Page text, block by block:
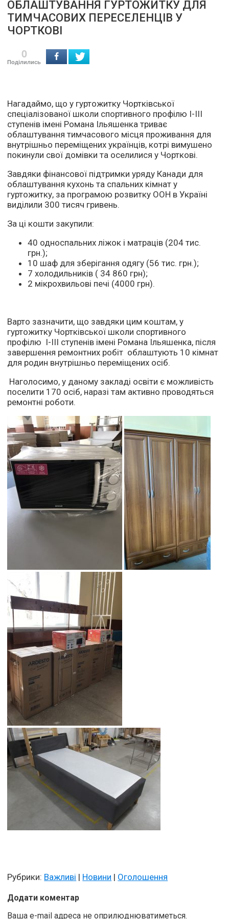
ОБЛАШТУВАННЯ ГУРТОЖИТКУ ДЛЯ
ТИМЧАСОВИХ ПЕРЕСЕЛЕНЦІВ У
ЧОРТКОВІ
0
Поділились
Нагадаймо, що у гуртожитку Чортківської
спеціалізованої школи спортивного профілю І-ІІІ
ступенів імені Романа Ільяшенка триває
облаштування тимчасового місця проживання для
внутрішньо переміщених українців, котрі вимушено
покинули свої домівки та оселилися у Чорткові.
Завдяки фінансової підтримки уряду Канади для
облаштування кухонь та спальних кімнат у
гуртожитку, за програмою розвитку ООН в Україні
виділили 300 тисяч гривень.
За ці кошти закупили:
40 односпальних ліжок і матраців (204 тис.
грн.);
10 шаф для зберігання одягу (56 тис. грн.);
7 холодильників ( 34 860 грн);
2 мікрохвильові печі (4000 грн).
Варто зазначити, що завдяки цим коштам, у
гуртожитку Чортківської школи спортивного
профілю І-ІІІ ступенів імені Романа Ільяшенка, після
завершення ремонтних робіт облаштують 10 кімнат
для родин внутрішньо переміщених осіб.
Наголосимо, у даному закладі освіти є можливість
поселити 170 осіб, наразі там активно проводяться
ремонтні роботи.
Рубрики: Важливі | Новини | Оголошення
Додати коментар
Ваша e-mail адреса не оприлюднюватиметься.